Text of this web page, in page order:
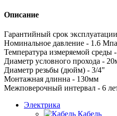
Описание
Гарантийный срок
Номинальное давление - 1.6 Мпа
Температура измеряемой среды
Диаметр условного прохода -
Диаметр резьбы (дюйм) - 3/4"
Монтажная длинна - 130мм
Межповерочный интервал - 6
Электрика
Кабель